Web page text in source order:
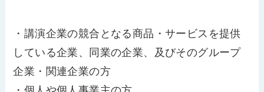
・講演企業の競合となる商品・サービスを提供
している企業、同業の企業、及びそのグループ
企業・関連企業の方